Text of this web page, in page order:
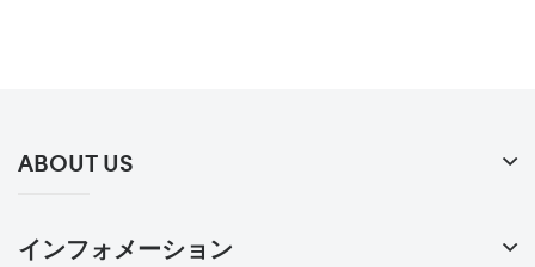
ABOUT US
インフォメーション